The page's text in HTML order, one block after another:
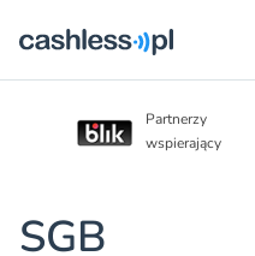
Partnerzy
wspierający
SGB